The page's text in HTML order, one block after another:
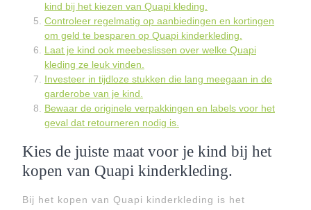
kind bij het kiezen van Quapi kleding.
Controleer regelmatig op aanbiedingen en kortingen
om geld te besparen op Quapi kinderkleding.
Laat je kind ook meebeslissen over welke Quapi
kleding ze leuk vinden.
Investeer in tijdloze stukken die lang meegaan in de
garderobe van je kind.
Bewaar de originele verpakkingen en labels voor het
geval dat retourneren nodig is.
Kies de juiste maat voor je kind bij het
kopen van Quapi kinderkleding.
Bij het kopen van Quapi kinderkleding is het